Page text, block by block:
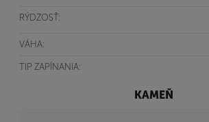
RÝDZOSŤ:
VÁHA:
TIP ZAPÍNANIA:
KAMEŇ